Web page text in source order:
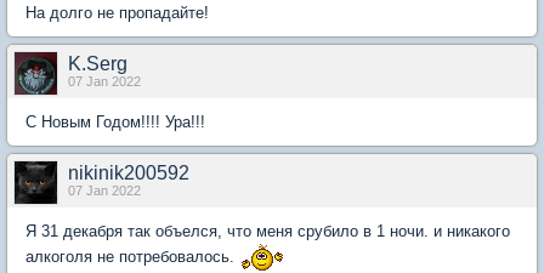
На долго не пропадайте!
K.Serg
07 Jan 2022
С Новым Годом!!!! Ура!!!
nikinik200592
07 Jan 2022
Я 31 декабря так объелся, что меня срубило в 1 ночи. и никакого
алкоголя не потребовалось.